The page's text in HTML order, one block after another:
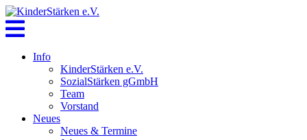
Skip
to
content
Info
KinderStärken e.V.
SozialStärken gGmbH
Team
Vorstand
Neues
Neues & Termine